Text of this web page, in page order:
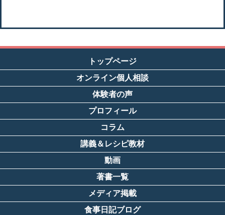
トップページ
オンライン個人相談
体験者の声
プロフィール
コラム
講義＆レシピ教材
動画
著書一覧
メディア掲載
食事日記ブログ